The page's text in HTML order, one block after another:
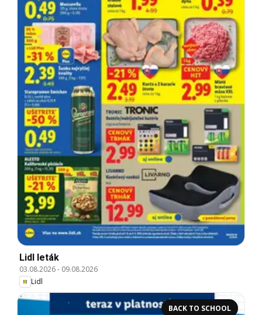
Lidl leták
03.08.2026- 09.08.2026
Lidl
BACK TO SCHOOL